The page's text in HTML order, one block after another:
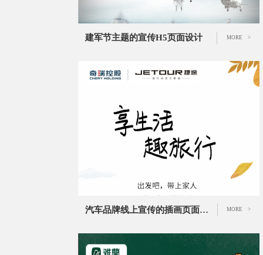
建军节主题的宣传H5页面设计 MORE >
汽车品牌线上宣传的插画页面设计 MORE >